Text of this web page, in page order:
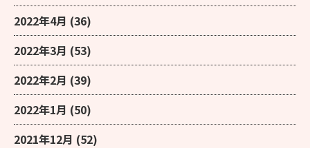
2022年4月 (36)
2022年3月 (53)
2022年2月 (39)
2022年1月 (50)
2021年12月 (52)